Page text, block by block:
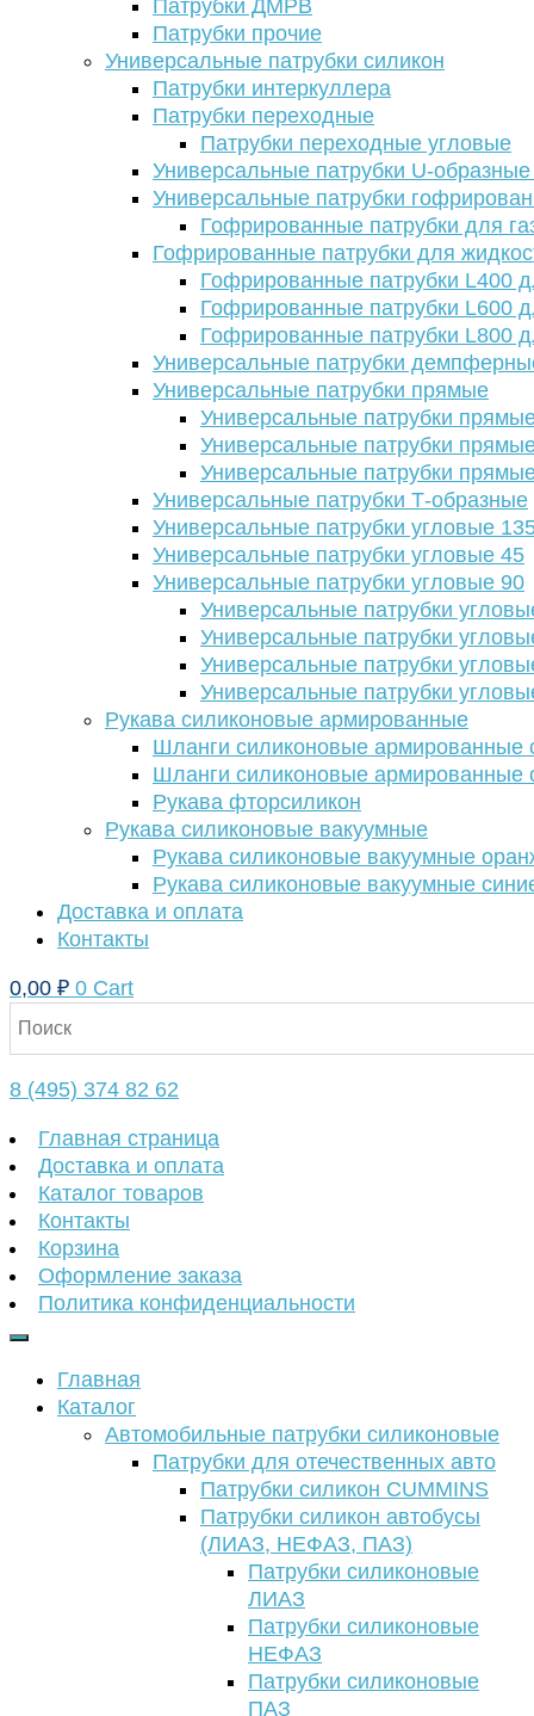
Патрубки ДМРВ
Патрубки прочие
Универсальные патрубки силикон
Патрубки интеркуллера
Патрубки переходные
Патрубки переходные угловые
Универсальные патрубки U-
Универсальные патрубки
Гофрированные патрубки для
Гофрированные патрубки для
Гофрированные патрубки L400
Гофрированные патрубки L600
Гофрированные патрубки L800
Универсальные патрубки
Универсальные патрубки прямые
Универсальные патрубки
Универсальные патрубки
Универсальные патрубки
Универсальные патрубки Т-образные
Универсальные патрубки угловые
Универсальные патрубки угловые 45
Универсальные патрубки угловые 90
Универсальные патрубки
Универсальные патрубки
Универсальные патрубки
Универсальные патрубки
Рукава силиконовые армированные
Шланги силиконовые армированные
Шланги силиконовые армированные
Рукава фторсиликон
Рукава силиконовые вакуумные
Рукава силиконовые вакуумные
Рукава силиконовые вакуумные
Доставка и оплата
Контакты
0,00 ₽ 0 Cart
8 (495) 374 82 62
Главная страница
Доставка и оплата
Каталог товаров
Контакты
Корзина
Оформление заказа
Политика конфиденциальности
Главная
Каталог
Автомобильные патрубки силиконовые
Патрубки для отечественных авто
Патрубки силикон CUMMINS
Патрубки силикон автобусы
(ЛИАЗ, НЕФАЗ, ПАЗ)
Патрубки силиконовые
ЛИАЗ
Патрубки силиконовые
НЕФАЗ
Патрубки силиконовые
ПАЗ